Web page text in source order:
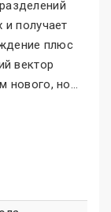
и получает
плюс
вектор
нового, но...